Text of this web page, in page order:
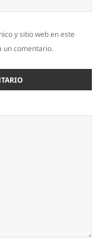
y sitio web en este
un comentario.